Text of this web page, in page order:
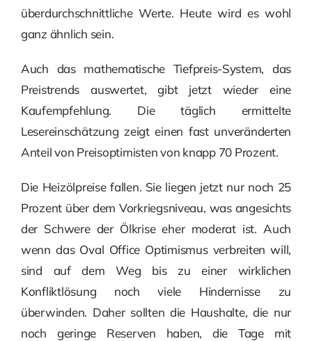
überdurchschnittliche Werte. Heute wird es wohl
ganz ähnlich sein.
Auch das mathematische Tiefpreis-System, das
Preistrends auswertet, gibt jetzt wieder eine
Kaufempfehlung. Die täglich ermittelte
Lesereinschätzung zeigt einen fast unveränderten
Anteil von Preisoptimisten von knapp 70 Prozent.
Die Heizölpreise fallen. Sie liegen jetzt nur noch 25
Prozent über dem Vorkriegsniveau, was angesichts
der Schwere der Ölkrise eher moderat ist. Auch
wenn das Oval Office Optimismus verbreiten will,
sind auf dem Weg bis zu einer wirklichen
Konfliktlösung noch viele Hindernisse zu
überwinden. Daher sollten die Haushalte, die nur
noch geringe Reserven haben, die Tage mit